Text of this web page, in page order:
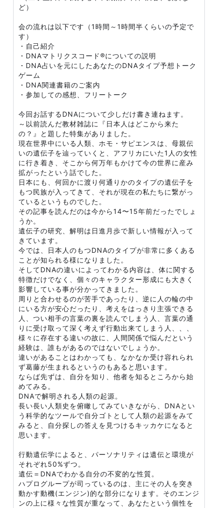
ど）
会の流れは以下です（1時間～1時間半くらいの予定で
す）
・自己紹介
・DNAマトリクスコード®についての説明
・DNA占いを元にしたあなたのDNAタイプ予想トーク
ゲーム
・DNA関連書籍のご案内
・参加しての感想、フリートーク
今回お話するDNAについて少しだけ書き連ねます。
～以前読んだ教材雑誌に『日本人はどこから来た
の？』と題した特集がありました。
現在世界中にいる人類、ホモ・サピエンスは、母親伝
いの遺伝子を辿っていくと、アフリカにいた1人の女性
に行き着き、そこから何万年もかけて今の世界に産み
拡がったという話でした。
日本にも、何回かに渡り何通りかのタイプの遺伝子を
もつ民族が入ってきて、それが現在の私たちに繋がっ
ているというものでした。
その記事を読んだのは今から14〜15年前だったでしょ
うか。
遺伝子の研究、解明は日進月歩で新しい情報が入って
きています。
今では、日本人のもつDNAのタイプが非常に多くある
ことが知られる様になりました。
そしてDNAの違いによってわかる内容は、体に関する
特徴だけでなく、個々のキャラクター形成にも大きく
影響している事が分かってきました。
周りと合わせるのが苦手であったり、逆に人の輪の中
にいる方が安心だったり、考えをはっきり主張できる
人、つい相手の言葉の裏を読んでしまう人、言葉の通
りに受け取って深く考えず行動出来てしまう人、、、
様々に存在する違いの故に、人間関係で悩んだという
経験は、誰もがあるのではないでしょうか。
違いがあることはわかっても、なかなか受け容れられ
ず葛藤が生まれるというのもあると思います。
ならば先ずは、自分を知り、他者を知るところから始
めてみる。
DNAで解明される人類の起源。
長い長い人類史を俯瞰してみていきながら、DNAとい
う科学的なツールで自分ゴトとして人類の起源をみて
みると、自分探しの答えを見つけるキッカケになると
思います。
行動遺伝学によると、パーソナリティは遺伝と環境が
それぞれ50%ずつ。
遺伝＝DNAでわかる自分の不変的な性質。
ハプログループが司っているのは、主にその人を突き
動かす動機(エンジン)的な部分になります。そのエンジ
ンの上に様々な性質が重なって、あなたという個性を